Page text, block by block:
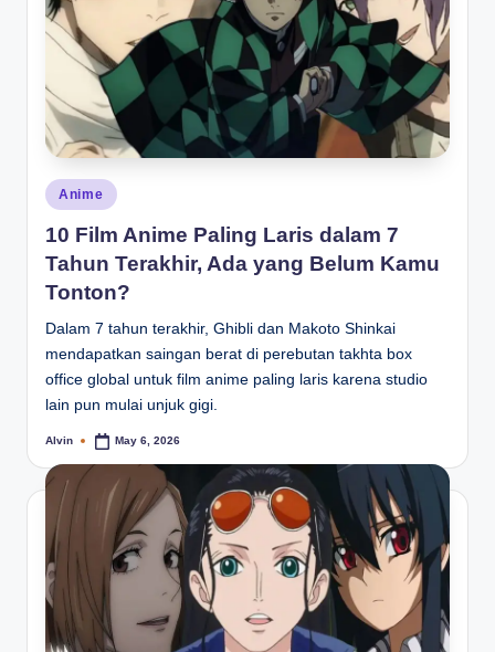
Posted
in
Anime
10 Film Anime Paling Laris dalam 7
Tahun Terakhir, Ada yang Belum Kamu
Tonton?
Dalam 7 tahun terakhir, Ghibli dan Makoto Shinkai
mendapatkan saingan berat di perebutan takhta box
office global untuk film anime paling laris karena studio
lain pun mulai unjuk gigi.
Posted
Alvin May 6, 2026